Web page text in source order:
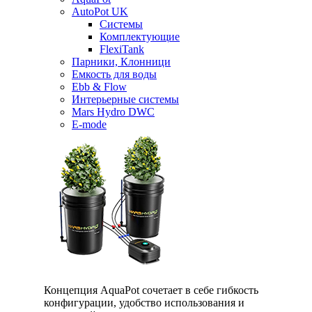
AutoPot UK
Системы
Комплектующие
FlexiTank
Парники, Клонници
Емкость для воды
Ebb & Flow
Интерьерные системы
Mars Hydro DWC
E-mode
Концепция AquaPot сочетает в себе гибкость
конфигурации, удобство использования и